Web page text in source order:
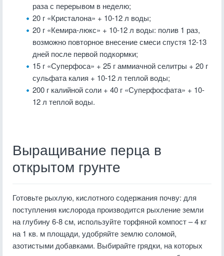
раза с перерывом в неделю;
20 г «Кристалона» + 10-12 л воды;
20 г «Кемира-люкс» + 10-12 л воды: полив 1 раз,
возможно повторное внесение смеси спустя 12-13
дней после первой подкормки;
15 г «Суперфоса» + 25 г аммиачной селитры + 20 г
сульфата калия + 10-12 л теплой воды;
200 г калийной соли + 40 г «Суперфосфата» + 10-
12 л теплой воды.
Выращивание перца в
открытом грунте
Готовьте рыхлую, кислотного содержания почву: для
поступления кислорода производится рыхление земли
на глубину 6-8 см, используйте торфяной компост – 4 кг
на 1 кв. м площади, удобряйте землю соломой,
азотистыми добавками. Выбирайте грядки, на которых